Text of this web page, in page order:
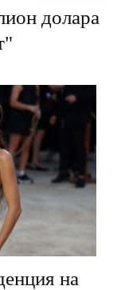
долара
на